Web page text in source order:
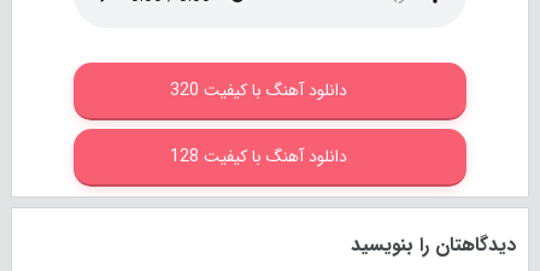
دانلود آهنگ با کیفیت 320
دانلود آهنگ با کیفیت 128
دیدگاهتان را بنویسید